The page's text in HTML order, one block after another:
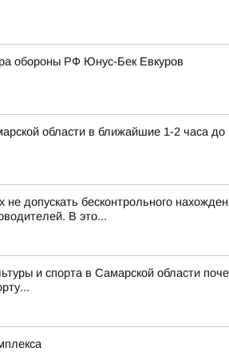
обороны РФ Юнус-Бек Евкуров
области в ближайшие 1-2 часа до
допускать бесконтрольного
В это...
и спорта в Самарской области